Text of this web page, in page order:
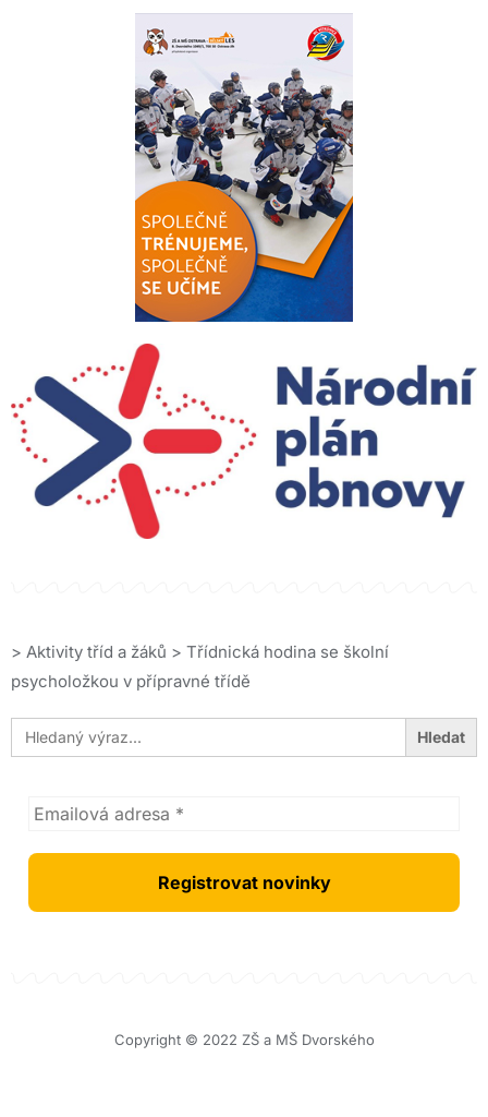
> Aktivity tříd a žáků > Třídnická hodina se školní
psycholožkou v přípravné třídě
Search
for:
Copyright © 2022 ZŠ a MŠ Dvorského